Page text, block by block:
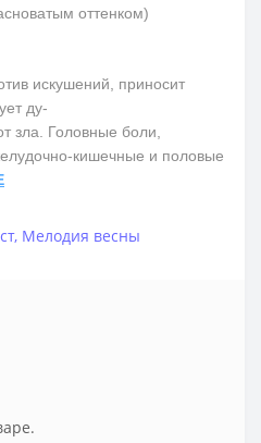
оттенком)
искушений, приносит
ду-
зла. Головные боли,
кишечные и половые
, Мелодия весны